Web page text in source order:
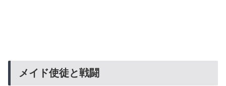
メイド使徒と戦闘